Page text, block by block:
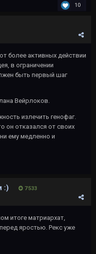
10
более активных действии
в ограничении
быть первый шаг
Вейрлоков.
излечить генофаг.
он отказался от своих
ему медленно и
:) 7 533
итоге матриархат,
яростью. Рекс уже